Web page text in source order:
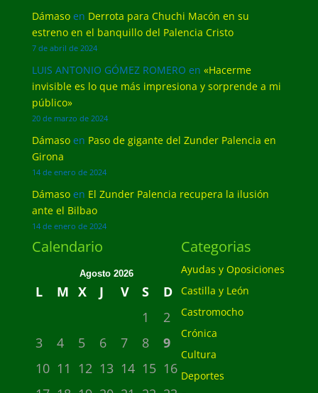
Dámasoen Derrota para Chuchi Macón en su
estreno en el banquillo del Palencia Cristo
7 de abril de 2024
LUIS ANTONIO GÓMEZ ROMERO en «Hacerme
invisible es lo que más impresiona y sorprende a mi
público»
20 de marzo de 2024
Dámasoen Paso de gigante del Zunder Palencia en
Girona
14 de enero de 2024
Dámasoen El Zunder Palencia recupera la ilusión
ante el Bilbao
14 de enero de 2024
Calendario
Agosto 2026
L M X J V S
D
1
2
3
4 5 6 7 8
9
10 11 12 13 14 15 16
Categorias
Ayudas y Oposiciones
Castilla y León
Castromocho
Crónica
Cultura
Deportes